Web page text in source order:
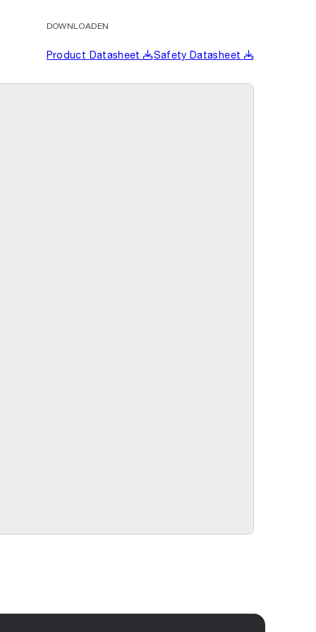
DOWNLOADEN
Product Datasheet Safety Datasheet